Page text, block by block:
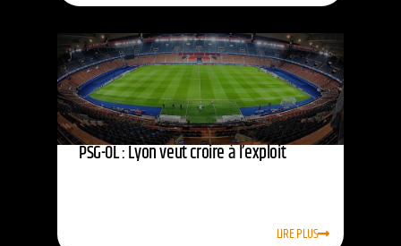
PSG-OL : Lyon veut croire à l’exploit
LIRE PLUS